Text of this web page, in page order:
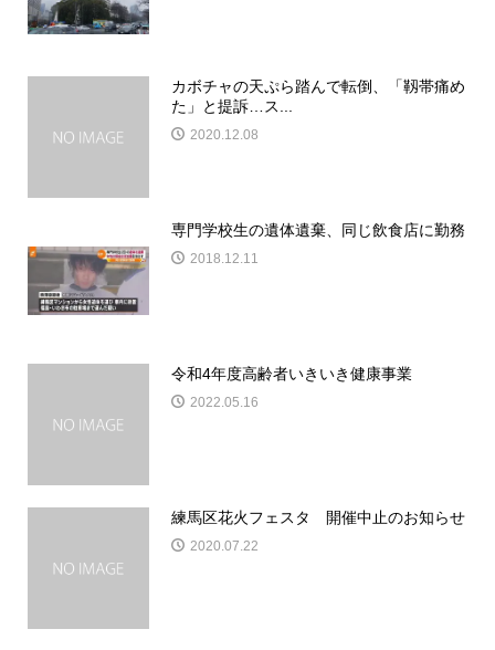
カボチャの天ぷら踏んで転倒、「靱帯痛め
た」と提訴…ス...
2020.12.08
専門学校生の遺体遺棄、同じ飲食店に勤務
2018.12.11
令和4年度高齢者いきいき健康事業
2022.05.16
練馬区花火フェスタ 開催中止のお知らせ
2020.07.22